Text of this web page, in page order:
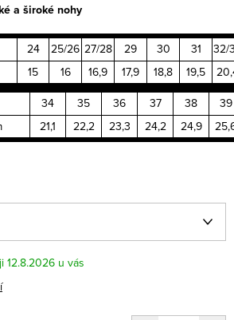
a široké nohy
24 25/26 27/28 29 30 31
32/
15 16 16,9 17,9 18,8 19,5
34 35 36 37 38
39
21,1 22,2 23,3 24,2 24,9
12.8.2026